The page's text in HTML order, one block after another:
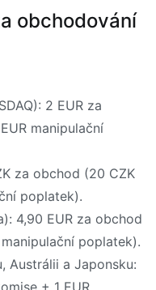
obchodování
2 EUR za
manipulační
za obchod (20 CZK
poplatek).
4,90 EUR za obchod
poplatek).
Austrálii a Japonsku: